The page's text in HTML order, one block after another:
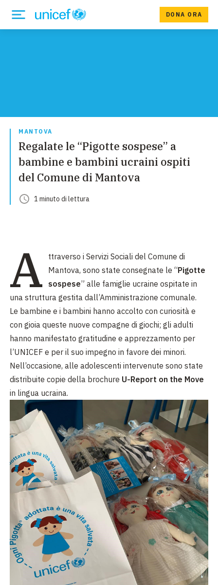
DONA ORA
MANTOVA
Regalate le “Pigotte sospese” a
bambine e bambini ucraini ospiti
del Comune di Mantova
1 minuto di lettura
A
ttraverso i Servizi Sociali del Comune di
Mantova, sono state consegnate le “Pigotte
sospese” alle famiglie ucraine ospitate in
una struttura gestita dall’Amministrazione comunale.
Le bambine e i bambini hanno accolto con curiosità e
con gioia queste nuove compagne di giochi; gli adulti
hanno manifestato gratitudine e apprezzamento per
l’UNICEF e per il suo impegno in favore dei minori.
Nell’occasione, alle adolescenti intervenute sono state
distribuite copie della brochure U-Report on the Move
in lingua ucraina.